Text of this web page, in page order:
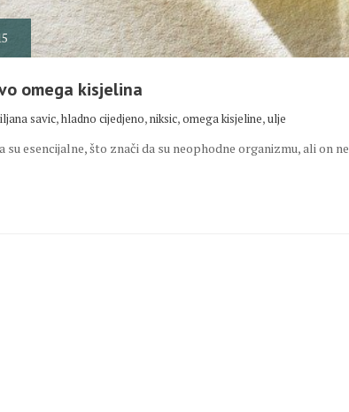
omega kisjelina
savic,hladno cijedjeno,niksic,omega kisjeline,ulje
su esencijalne, što znači da su neophodne organizmu, ali on